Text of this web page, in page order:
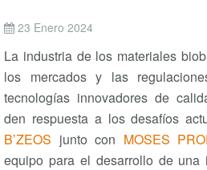
23 Enero 2024
La industria de los materiales
los mercados y las
tecnologías innovadores de
den respuesta a los desafíos
B’ZEOS junto con MOSES
equipo para el desarrollo de una